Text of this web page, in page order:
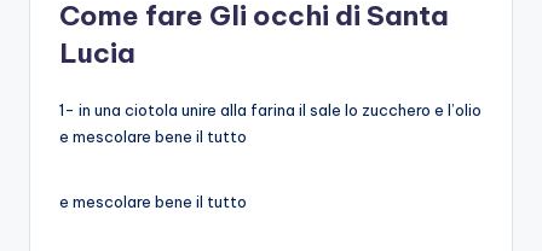
Come fare Gli occhi di Santa
Lucia
1- in una ciotola unire alla farina il sale lo zucchero e l’olio
e mescolare bene il tutto
e mescolare bene il tutto